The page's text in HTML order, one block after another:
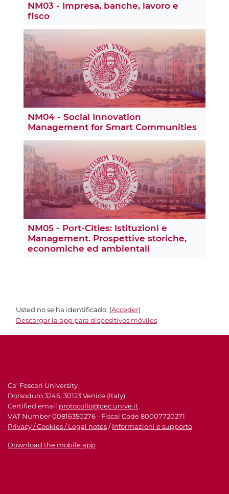
NM03 - Impresa, banche, lavoro e
fisco
NM04 - Social Innovation
Management for Smart Communities
NM05 - Port-Cities: Istituzioni e
Management. Prospettive storiche,
economiche ed ambientali
Usted no se ha identificado. (Acceder)
Descargar la app para dispositivos móviles
Ca' Foscari University
Dorsoduro 3246, 30123 Venice (Italy)
Certified email protocollo@pec.unive.it
VAT Number 00816350276 - Fiscal Code 80007720271
Privacy / Cookies / Legal notes/Informazioni e supporto
Download the mobile app